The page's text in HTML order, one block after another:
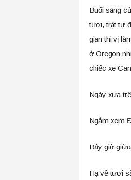
Buổi sáng
tươi, trật tự
gian thi vị
ở Oregon
chiếc xe
Ngày xưa
Ngắm xem
Bây giờ
Hạ về tươi